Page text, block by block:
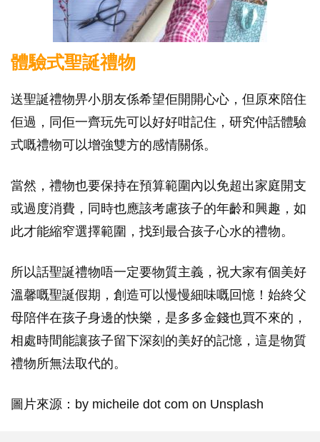
體驗式聖誕禮物
送聖誕禮物畀小朋友係希望佢開開心心，但原來陪住
佢過，同佢一齊玩先可以好好咁記住，研究仲話體驗
式嘅禮物可以增強雙方的感情關係。
當然，禮物也要保持在預算範圍內以免超出家庭開支
或過度消費，同時也應該考慮孩子的年齡和興趣，如
此才能縮窄選擇範圍，找到最合孩子心水的禮物。
所以話聖誕禮物唔一定要物質主義，祝大家有個美好
溫馨嘅聖誕假期，創造可以慢慢細味嘅回憶！始終父
母陪伴在孩子身邊的快樂，是多多金錢也買不來的，
相處時間能讓孩子留下深刻的美好的記憶，這是物質
禮物所無法取代的。
圖片來源：by micheile dot com on Unsplash